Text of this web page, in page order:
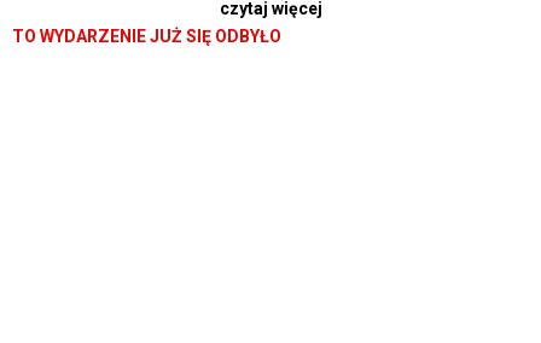
zagrożeniami, korzystając ze swoich tajemnych mocy.
czytaj więcej
TO WYDARZENIE JUŻ SIĘ ODBYŁO